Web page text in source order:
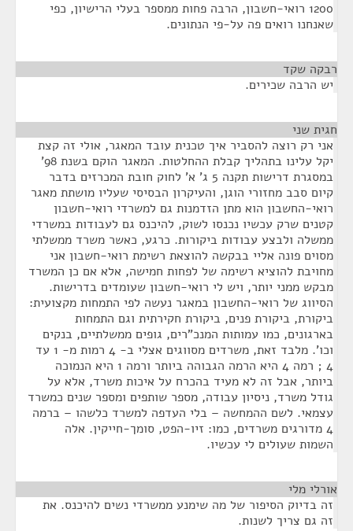
1200 רואי-חשבון, הרבה פחות ממספר בעלי הרישיון, כפי
שאנחנו רואים פה על-פי הנתונים.
רבקה שקד
יש הרבה שכירים.
חגית שני
אני רק רוצה להסביר איך טכנית עובד המאגר, אולי זה קצת
יקל עלינו בתהליך קבלת ההחלטות. המאגר הוקם בשנת 98'
במסגרת דרישות תקנה 5 ג' א' לחוק חובת המכרזים בדבר
קיום סבב מחזורי הוגן, והעיקרון הבסיסי שעליו מושתת מאגר
רואי-החשבון הוא מתן הזדמנות גם למשרדי רואי-חשבון
קטנים שרק עכשיו נכנסו לשוק, להיכנס גם לעבודות במשרדי
ממשלה ולבצע עבודות ביקורות. כרגע, כאשר משרד ממשלתי
מסוים פונה אליי בבקשה להוצאת רשימת רואי-חשבון אני
מחויבת להוציא רשימה של לפחות חמישה, אלא אם כן המשרד
מבקש ממני יותר, ויש לי רואי-חשבון שעומדים בדרישות.
הסיווג של רואי-החשבון במאגר נעשה לפי התמחות מקצועית:
ביקורת, ביקורת פנים, ביקורת חקירתית וגם התמחות
בארגונים, כמו עמותות המנכ"רים, גופים ממשלתיים, בנקים
וכו'. מלבד זאת, משרדים מסווגים אצלי ב- 4 רמות מ- 1 עד
4 ; רמה 4 היא הרמה הגבוהה ביותר ורמה 1 היא הנמוכה
ביותר, אבל זה לא מעיד בהכרח על איכות משרד, אלא על
גודל משרד, ניסיון עבודה, מספר שותפים ומספר שנים כמשרד
עצמאי. לשם ההמחשה – בלי העדפה למשרד כלשהו – ברמה
4 מדורגים משרדים, כמו: זיו-הפט, סומך-חייקין. אלה
השמות שעולים לי עכשיו.
אורלי מלי
זה בדיוק הסיפור של מה שימנע ממשרדי נשים להיכנס. את
זה גם צריך לשנות.